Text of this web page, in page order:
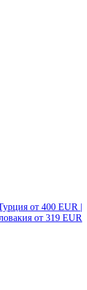
от 400 EUR |
от 319 EUR